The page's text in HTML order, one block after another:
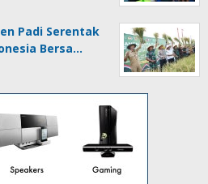
Padi Serentak
Bersa…